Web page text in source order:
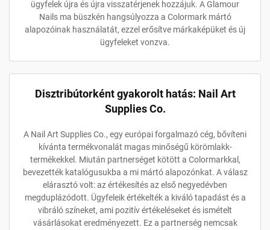
ügyfelek újra és újra visszatérjenek hozzájuk. A Glamour
Nails ma büszkén hangsúlyozza a Colormark mártó
alapozóinak használatát, ezzel erősítve márkaképüket és új
ügyfeleket vonzva.
Disztribútorként gyakorolt hatás: Nail Art
Supplies Co.
A Nail Art Supplies Co., egy európai forgalmazó cég, bővíteni
kívánta termékvonalát magas minőségű körömlakk-
termékekkel. Miután partnerséget kötött a Colormarkkal,
bevezették katalógusukba a mi mártó alapozónkat. A válasz
elárasztó volt: az értékesítés az első negyedévben
megduplázódott. Ügyfeleik értékelték a kiváló tapadást és a
vibráló színeket, ami pozitív értékeléseket és ismételt
vásárlásokat eredményezett. Ez a partnerség nemcsak